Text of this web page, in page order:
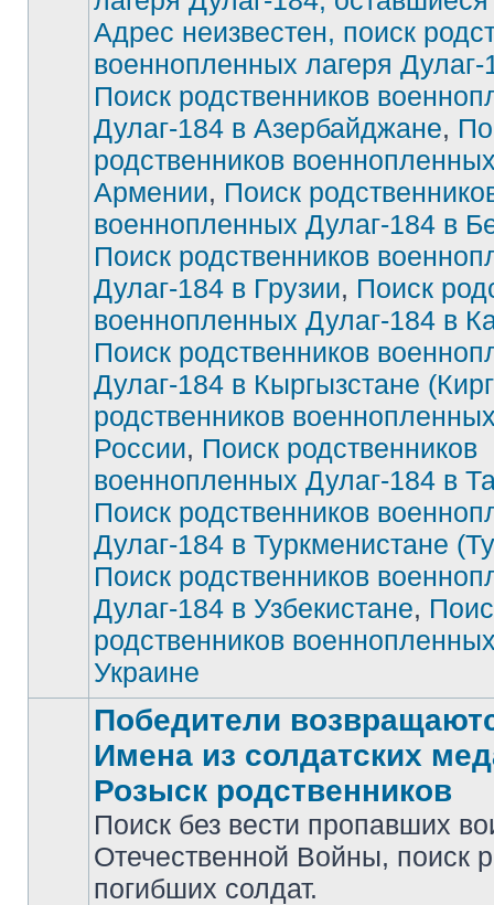
Нет
сообщений
Адрес неизвестен, поиск
военнопленных лагеря
Поиск родственников
Дулаг-184 в Азербайджане,
родственников
Армении, Поиск
военнопленных Дулаг-184 в
Поиск родственников
Дулаг-184 в Грузии, Поиск
военнопленных Дулаг-184 в
Поиск родственников
Дулаг-184 в Кыргызстане
родственников
России, Поиск родственников
военнопленных Дулаг-184 в
Поиск родственников
Дулаг-184 в Туркменистане
Поиск родственников
Дулаг-184 в Узбекистане,
родственников
Украине
Победители
Имена из солдатских
Розыск родственников
Поиск без вести пропавших
Отечественной Войны, поиск
погибших солдат.